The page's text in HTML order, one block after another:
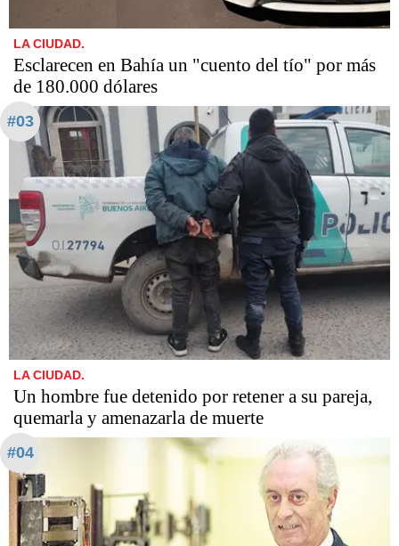
LA CIUDAD.
Esclarecen en Bahía un "cuento del tío" por más
de 180.000 dólares
#03
LA CIUDAD.
Un hombre fue detenido por retener a su pareja,
quemarla y amenazarla de muerte
#04